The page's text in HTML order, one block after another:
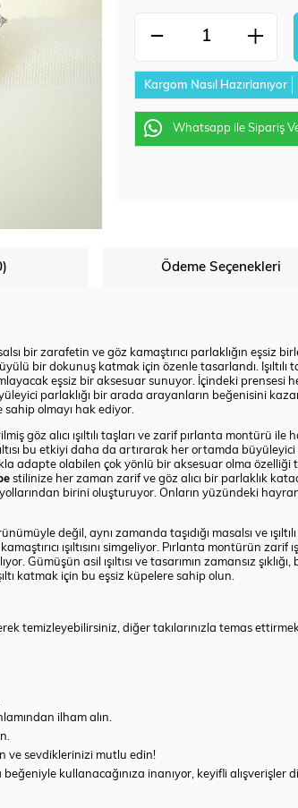
Kargom Nasıl Hazırlanıyor
Whatsapp ile Sipariş
Ödeme Seçenekleri
bir zarafetin ve göz kamaştırıcı parlaklığın eşsiz
bir dokunuş katmak için özenle tasarlandı. Işıltılı
eşsiz bir aksesuar sunuyor. İçindeki prensesi
parlaklığı bir arada arayanların beğenisini
sahip olmayı hak ediyor.
göz alıcı ışıltılı taşları ve zarif pırlanta montürü ile
bu etkiyi daha da artırarak her ortamda
adapte olabilen çok yönlü bir aksesuar olma özelliği
stilinize her zaman zarif ve göz alıcı bir parlaklık
birini oluşturuyor. Onların yüzündeki
değil, aynı zamanda taşıdığı masalsı ve
ışıltısını simgeliyor. Pırlanta montürün zarif
Gümüşün asil ışıltısı ve tasarımın zamansız
katmak için bu eşsiz küpelere sahip olun.
temizleyebilirsiniz, diğer takılarınızla temas
ilham alın.
ve sevdiklerinizi mutlu edin!
kullanacağınıza inanıyor, keyifli alışverişler